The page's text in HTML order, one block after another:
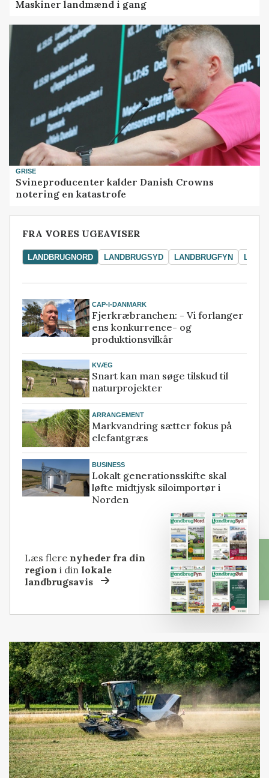
Maskiner landmænd i gang
GRISE
Svineproducenter kalder Danish Crowns
notering en katastrofe
FRA VORES UGEAVISER
LANDBRUGNORD LANDBRUGSYD LANDBRUGFYN
CAP-I-DANMARK
Fjerkræbranchen: - Vi forlanger
ens konkurrence- og
produktionsvilkår
KVÆG
Snart kan man søge tilskud til
naturprojekter
ARRANGEMENT
Markvandring sætter fokus på
elefantgræs
BUSINESS
Lokalt generationsskifte skal
løfte midtjysk siloimportør i
Norden
Læs flere nyheder fra din
region i dinlokale
landbrugsavis